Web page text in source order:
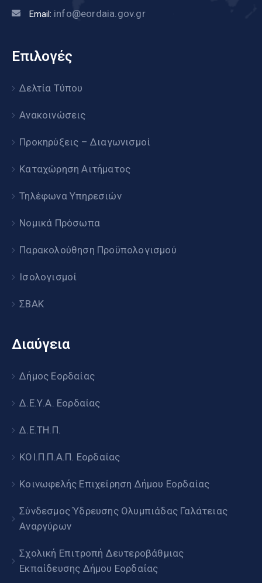
Email: info@eordaia.gov.gr
Επιλογές
Δελτία Τύπου
Ανακοινώσεις
Προκηρύξεις – Διαγωνισμοί
Καταχώρηση Αιτήματος
Τηλέφωνα Υπηρεσιών
Νομικά Πρόσωπα
Παρακολούθηση Προϋπολογισμού
Ισολογισμοί
ΣΒΑΚ
Διαύγεια
Δήμος Εορδαίας
Δ.Ε.Υ.Α. Εορδαίας
Δ.Ε.ΤΗ.Π.
ΚΟΙ.Π.Π.Α.Π. Εορδαίας
Κοινωφελής Επιχείρηση Δήμου Εορδαίας
Σύνδεσμος Ύδρευσης Ολυμπιάδας Γαλάτειας
Αναργύρων
Σχολική Επιτροπή Δευτεροβάθμιας
Εκπαίδευσης Δήμου Εορδαίας